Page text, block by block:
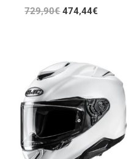
729,90€ 474,44€